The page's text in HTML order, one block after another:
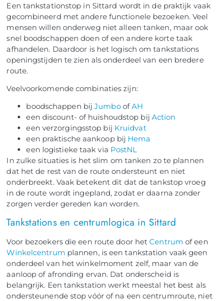
Een tankstationstop in Sittard wordt in de praktijk vaak
gecombineerd met andere functionele bezoeken. Veel
mensen willen onderweg niet alleen tanken, maar ook
snel boodschappen doen of een andere korte taak
afhandelen. Daardoor is het logisch om tankstations
openingstijden te zien als onderdeel van een bredere
route.
Veelvoorkomende combinaties zijn:
boodschappen bijJumboofAH
een discount- of huishoudstop bij Action
een verzorgingsstop bij Kruidvat
een praktische aankoop bij Hema
een logistieke taak via PostNL
In zulke situaties is het slim om tanken zo te plannen
dat het de rest van de route ondersteunt en niet
onderbreekt. Vaak betekent dit dat de tankstop vroeg
in de route wordt ingepland, zodat er daarna zonder
zorgen verder gereden kan worden.
Tankstations en centrumlogica in Sittard
Voor bezoekers die een route door hetCentrum of een
Winkelcentrum plannen, is een tankstation vaak geen
onderdeel van het winkelmoment zelf, maar van de
aanloop of afronding ervan. Dat onderscheid is
belangrijk. Een tankstation werkt meestal het best als
ondersteunende stop vóór of na een centrumroute, niet